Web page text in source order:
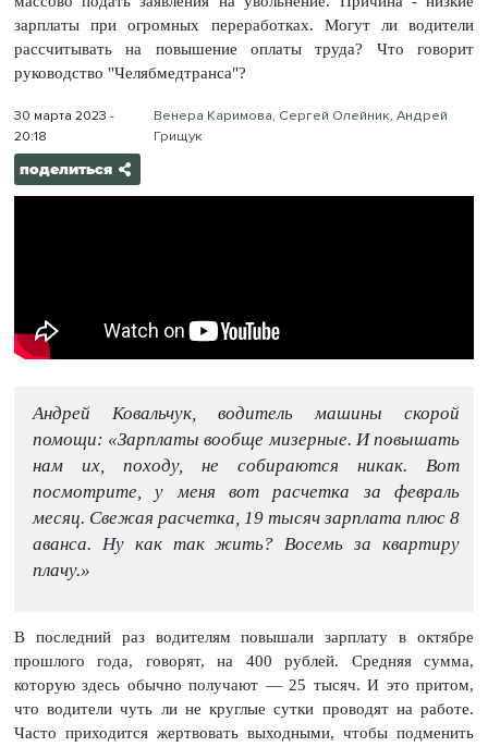
зарплаты при огромных переработках. Могут ли водители
рассчитывать на повышение оплаты труда? Что говорит
руководство "Челябмедтранса"?
30 марта 2023 -
20:18
Венера Каримова, Сергей Олейник, Андрей
Грищук
поделиться
Андрей Ковальчук, водитель машины скорой
помощи: «Зарплаты вообще мизерные. И повышать
нам их, походу, не собираются никак. Вот
посмотрите, у меня вот расчетка за февраль
месяц. Свежая расчетка, 19 тысяч зарплата плюс 8
аванса. Ну как так жить? Восемь за квартиру
плачу.»
В последний раз водителям повышали зарплату в октябре
прошлого года, говорят, на 400 рублей. Средняя сумма,
которую здесь обычно получают — 25 тысяч. И это притом,
что водители чуть ли не круглые сутки проводят на работе.
Часто приходится жертвовать выходными, чтобы подменить